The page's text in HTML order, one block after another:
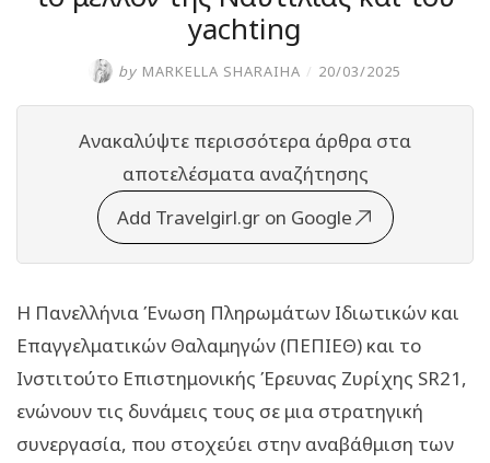
yachting
by MARKELLA SHARAIHA / 20/03/2025
Ανακαλύψτε περισσότερα άρθρα στα
αποτελέσματα αναζήτησης
Add Travelgirl.gr on Google
Η Πανελλήνια Ένωση Πληρωμάτων Ιδιωτικών και
Επαγγελματικών Θαλαμηγών (ΠΕΠΙΕΘ) και το
Ινστιτούτο Επιστημονικής Έρευνας Ζυρίχης SR21,
ενώνουν τις δυνάμεις τους σε μια στρατηγική
συνεργασία, που στοχεύει στην αναβάθμιση των